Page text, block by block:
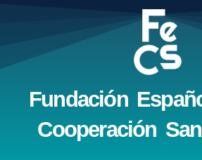
Fundación
Cooperación